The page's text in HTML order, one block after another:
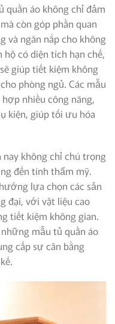
quần áo không chỉ đảm
còn góp phần quan
và ngăn nắp cho không
có diện tích hạn chế,
giúp tiết kiệm không
phòng ngủ. Các mẫu
nhiều công năng,
kiện, giúp tối ưu hóa
không chỉ chú trọng
đến tính thẩm mỹ.
lựa chọn các sản
đại, với vật liệu cao
tiết kiệm không gian.
mẫu tủ quần áo
cấp sự cân bằng